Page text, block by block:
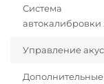
Система
автокалибровки
Управление
Дополнительные